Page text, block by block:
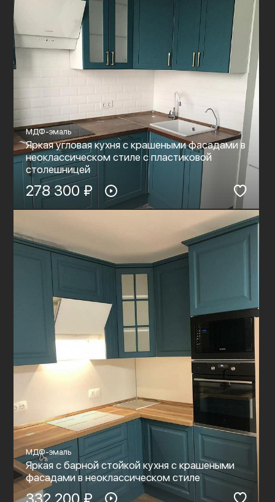
МДФ-эмаль
Яркая угловая кухня с крашеными фасадами в
неоклассическом стиле с пластиковой
столешницей
278 300 ₽
МДФ-эмаль
Яркая с барной стойкой кухня с крашеными
фасадами в неоклассическом стиле